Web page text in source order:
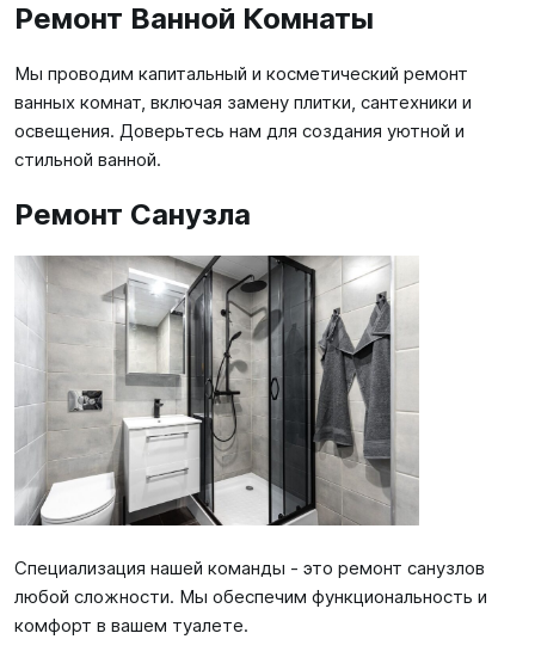
Ремонт Ванной Комнаты
Мы проводим капитальный и косметический ремонт
ванных комнат, включая замену плитки, сантехники и
освещения. Доверьтесь нам для создания уютной и
стильной ванной.
Ремонт Санузла
Специализация нашей команды - это ремонт санузлов
любой сложности. Мы обеспечим функциональность и
комфорт в вашем туалете.